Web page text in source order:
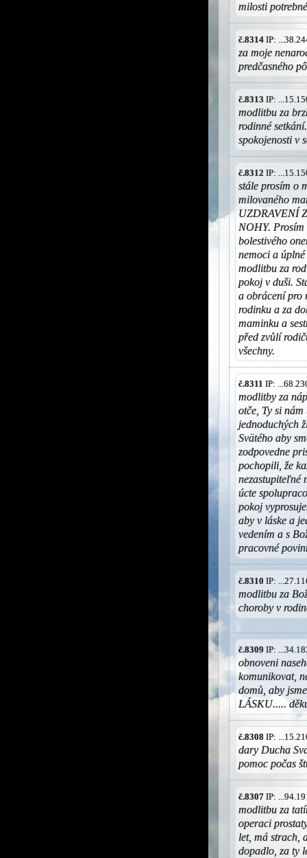
milosti
č.8314 IP:
za moje
predčasného
č.8313 IP:
modlitbu za
rodinné
spokojenosti v
č.8312 IP:
stále prosím o
milovaného
UZDRAVENÍ
NOHY. Prosím
bolestivého
nemoci a
modlitbu za
pokoj v duši.
a obrácení pro
rodinku a za
maminku a
před zvůlí
všechny.
č.8311 IP:
modlitby za
otče, Ty si
jednoduchých
Svätého aby
zodpovedne
pochopili, že
nezastupiteľné
úcte
pokoj
aby v láske a
vedením a s
pracovné
č.8310 IP:
modlitbu za
choroby v
č.8309 IP:
obnoveni
komunikovat,
domů, aby
LÁSKU.....
č.8308 IP:
dary Ducha
pomoc počas
č.8307 IP:
modlitbu za
operaci
let, má strach,
dopadlo, za ty